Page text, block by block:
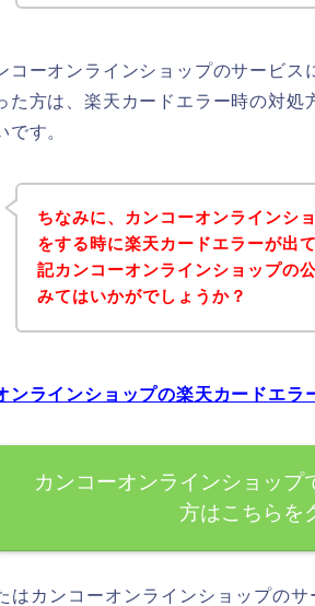
コーオンラインショップのサービ
た方は、楽天カードエラー時の対処
です。
ちなみに、カンコーオンラインシ
をする時に楽天カードエラーが出
記カンコーオンラインショップの
みてはいかがでしょうか？
ンラインショップの楽天カードエラ
カンコーオンラインショップ
方はこちらを
はカンコーオンラインショップの